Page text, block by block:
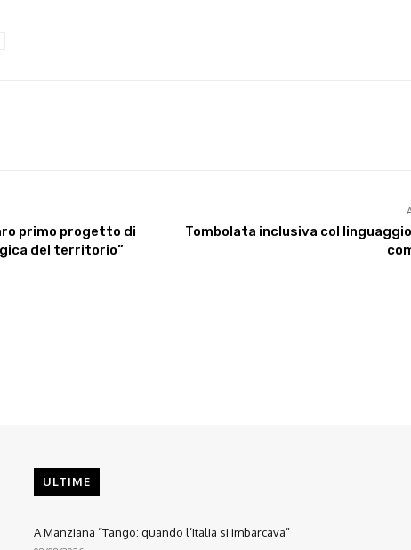
primo progetto di
del territorio”
Tombolata inclusiva col
ULTIME
A Manziana “Tango: quando l’Italia si imbarcava”